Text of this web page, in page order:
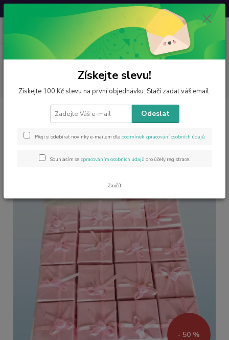
Svatovavřinecká sleva: 20 % s kódemVAVRINEC20
Menu
CZK 0
za
Dárkové krabičky Dárková krabička malá v B kvalitě
Dárková krabička malá v B kvalitě
- 50 %
Získejte slevu!
Získejte 100 Kč slevu na první objednávku. Stačí zadat váš email:
Odeslat
Přeji si odebírat novinky e-mailem dle podmínek zpracování osobních údajů.
Souhlasím se zpracováním osobních údajů pro účely registrace.
Zavřít